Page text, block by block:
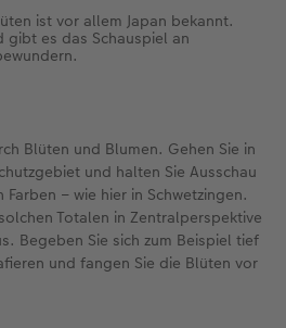
ist vor allem Japan bekannt.
gibt es das Schauspiel an
Blüten und Blumen. Gehen Sie in
und halten Sie Ausschau
– wie hier in Schwetzingen.
Totalen in Zentralperspektive
Begeben Sie sich zum Beispiel tief
und fangen Sie die Blüten vor